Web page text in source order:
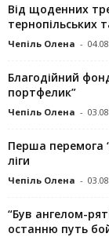
Від щоденних
тернопільських
Чепіль Олена -
Благодійний
портфелик”
Чепіль Олена -
Перша перемога
ліги
Чепіль Олена -
“Був ангелом-
останню путь